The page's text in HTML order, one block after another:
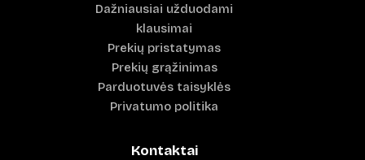
Dažniausiai užduodami
klausimai
Prekių pristatymas
Prekių grąžinimas
Parduotuvės taisyklės
Privatumo politika
Kontaktai